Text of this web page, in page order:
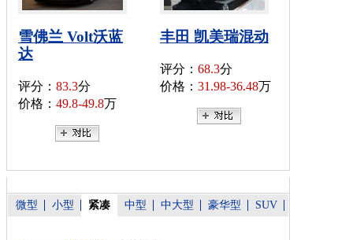
雪佛兰 Volt沃蓝
达
评分： 83.3分
价格： 49.8-49.8万
丰田 凯美瑞混动
评分： 68.3分
价格： 31.98-36.48万
微型 小型 紧凑 中型 中大型 豪华型 SUV